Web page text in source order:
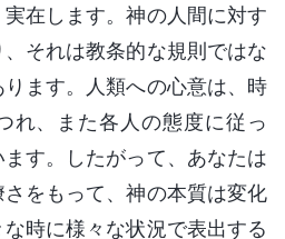
在します。神の人間に対す
それは教条的な規則ではな
ます。人類への心意は、時
れ、また各人の態度に従っ
す。したがって、あなたは
をもって、神の本質は変化
時に様々な状況で表出する